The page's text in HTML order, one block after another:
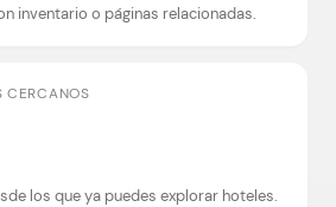
inventario o páginas relacionadas.
CERCANOS
los que ya puedes explorar hoteles.